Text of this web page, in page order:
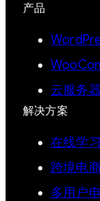
产品
云服务
解决方案
在线学
跨境电
多用户